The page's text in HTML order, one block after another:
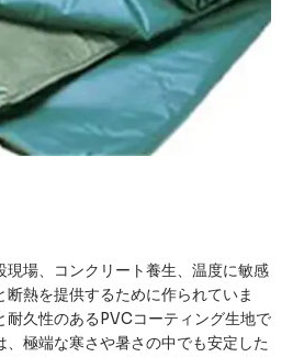
現場、コンクリート養生、温度に敏感
熱を提供するために作られていま
耐久性のあるPVCコーティング生地で
極端な寒さや暑さの中でも安定した